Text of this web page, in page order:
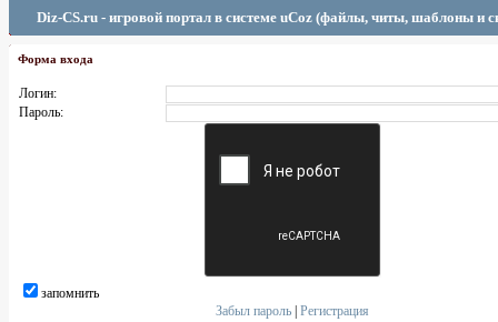
Diz-CS.ru - игровой портал в системе uCoz (файлы, читы, шаблоны и
Форма входа
Логин:
Пароль:
запомнить
Забыл пароль |Регистрация